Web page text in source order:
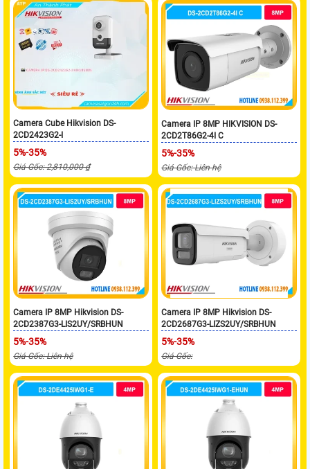
Camera Cube Hikvision DS-
2CD2423G2-I
5%-35%
Giá Gốc: 2,810,000 ₫
Camera IP 8MP HIKVISION DS-
2CD2T86G2-4I C
5%-35%
Giá Gốc: Liên hệ
Camera IP 8MP Hikvision DS-
2CD2387G3-LIS2UY/SRBHUN
5%-35%
Giá Gốc: Liên hệ
Camera IP 8MP Hikvision DS-
2CD2687G3-LIZS2UY/SRBHUN
5%-35%
Giá Gốc: